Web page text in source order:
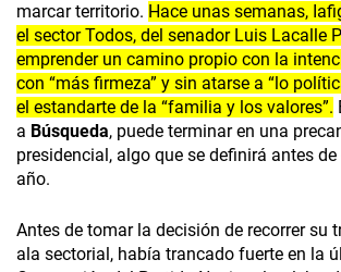
marcar territorio. Hace unas semanas,
el sector Todos, del senador Luis Lacalle
emprender un camino propio con la
con “más firmeza” y sin atarse a “lo
el estandarte de la “familia y los valores”.
a Búsqueda, puede terminar en una
presidencial, algo que se definirá antes
año.
Antes de tomar la decisión de recorrer su
ala sectorial, había trancado fuerte en la